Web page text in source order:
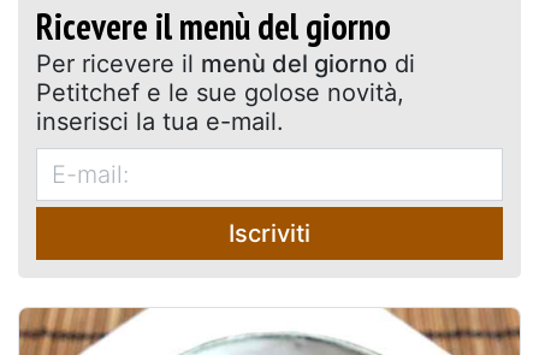
Ricevere il menù del giorno
Per ricevere il menù del giorno di
Petitchef e le sue golose novità,
inserisci la tua e-mail.
Iscriviti